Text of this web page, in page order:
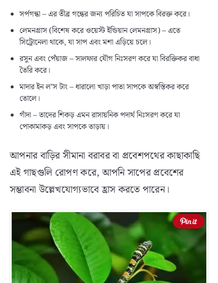
সর্পগন্ধা – এর তীব্র গন্ধের জন্য পরিচিত যা সাপকে বিরক্ত করে।
লেমনগ্রাস (বিশেষ করে ওয়েস্ট ইন্ডিয়ান লেমনগ্রাস) – এতে
সিট্রোনেলা থাকে, যা সাপ এবং মশা এড়িয়ে চলে।
রসুন এবং পেঁয়াজ – সালফার যৌগ নিঃসরণ করে যা বিরক্তিকর বাধা
তৈরি করে।
মাদার ইন ল’স টাং – ধারালো খাড়া পাতা সাপকে অস্বস্তিকর করে
তোলে।
গাঁদা – তাদের শিকড় এমন রাসায়নিক পদার্থ নিঃসরণ করে যা
পোকামাকড় এবং সাপকে তাড়ায়।
আপনার বাড়ির সীমানা বরাবর বা প্রবেশপথের কাছাকাছি
এই গাছগুলি রোপণ করে, আপনি সাপের প্রবেশের
সম্ভাবনা উল্লেখযোগ্যভাবে হ্রাস করতে পারেন।